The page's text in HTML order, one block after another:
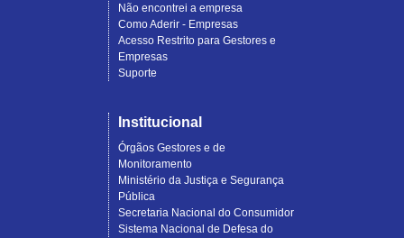
Não encontrei a empresa
Como Aderir - Empresas
Acesso Restrito para Gestores e
Empresas
Suporte
Institucional
Órgãos Gestores e de
Monitoramento
Ministério da Justiça e Segurança
Pública
Secretaria Nacional do Consumidor
Sistema Nacional de Defesa do